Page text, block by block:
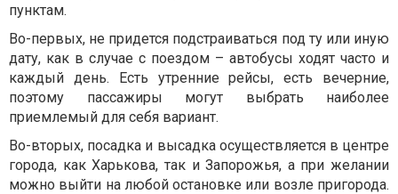
пунктам.
Во-первых, не придется подстраиваться под ту или иную
дату, как в случае с поездом – автобусы ходят часто и
каждый день. Есть утренние рейсы, есть вечерние,
поэтому пассажиры могут выбрать наиболее
приемлемый для себя вариант.
Во-вторых, посадка и высадка осуществляется в центре
города, как Харькова, так и Запорожья, а при желании
можно выйти на любой остановке или возле пригорода.